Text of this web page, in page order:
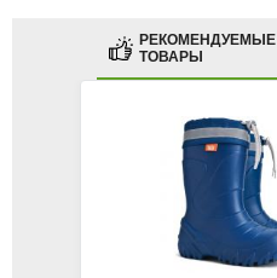
РЕКОМЕНДУЕМЫЕ
ТОВАРЫ